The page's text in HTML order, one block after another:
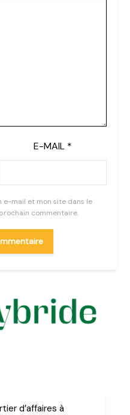
E-MAIL *
e-mail et mon site dans le
commentaire.
d’affaires à